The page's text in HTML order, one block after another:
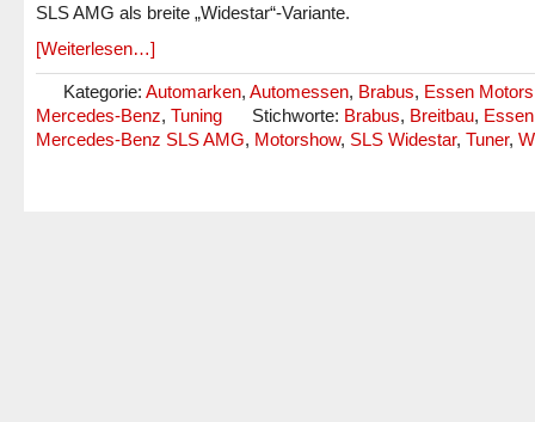
SLS AMG als breite „Widestar“-Variante.
[Weiterlesen…]
Kategorie: Automarken, Automessen, Brabus, Essen
Mercedes-Benz, Tuning Stichworte: Brabus, Breitbau, Essen
Mercedes-Benz SLS AMG, Motorshow, SLS Widestar, Tuner,